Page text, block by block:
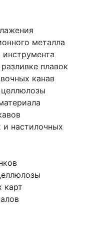
металла
инструмента
плавок
канав
настилочных
карт